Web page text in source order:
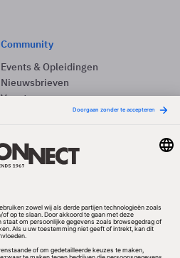
Community
Events & Opleidingen
Nieuwsbrieven
Vacatures